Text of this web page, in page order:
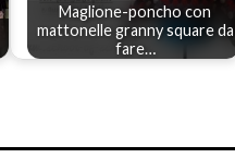
Maglione-poncho con
mattonelle granny square da
fare…